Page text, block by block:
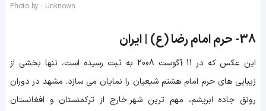
Photo by : Unknown
38- حرم امام رضا (ع) | ایران
این عکس که در 11 آگوست 2008 به ثبت رسیده است، تنها بخشی از
زیبایی های حرم امام هشتم شیعیان را نمایان می سازد. مشهد در دوران
رونق جاده ابریشم، مهم ترین شهر خارج از ترکمنستان و افغانستان